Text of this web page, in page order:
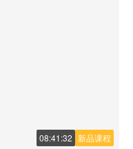
新品课程
08:41:32